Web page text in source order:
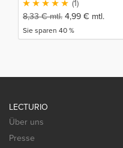
(1)
8,33€mtl. 4,99 € mtl.
Sie sparen 40 %
LECTURIO
Über uns
Presse